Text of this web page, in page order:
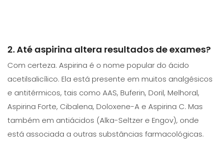
2. Até aspirina altera resultados de exames?
Com certeza. Aspirina é o nome popular do ácido
acetilsalicílico. Ela está presente em muitos analgésicos
e antitérmicos, tais como AAS, Buferin, Doril, Melhoral,
Aspirina Forte, Cibalena, Doloxene-A e Aspirina C. Mas
também em antiácidos (Alka-Seltzer e Engov), onde
está associada a outras substâncias farmacológicas.